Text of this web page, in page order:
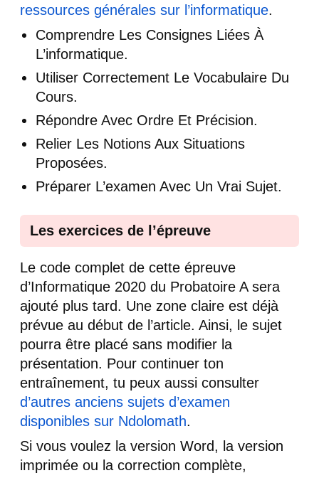
ressources générales sur l’informatique.
Comprendre Les Consignes Liées À
L’informatique.
Utiliser Correctement Le Vocabulaire Du
Cours.
Répondre Avec Ordre Et Précision.
Relier Les Notions Aux Situations
Proposées.
Préparer L’examen Avec Un Vrai Sujet.
Les exercices de l’épreuve
Le code complet de cette épreuve
d’Informatique 2020 du Probatoire A sera
ajouté plus tard. Une zone claire est déjà
prévue au début de l’article. Ainsi, le sujet
pourra être placé sans modifier la
présentation. Pour continuer ton
entraînement, tu peux aussi consulter
d’autres anciens sujets d’examen
disponibles sur Ndolomath.
Si vous voulez la version Word, la version
imprimée ou la correction complète,